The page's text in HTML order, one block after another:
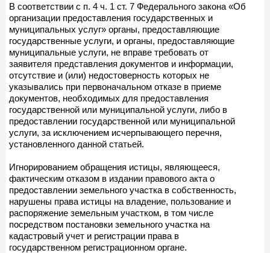
В соответствии с п. 4 ч. 1 ст. 7 Федерального закона «Об
организации предоставления государственных и
муниципальных услуг» органы, предоставляющие
государственные услуги, и органы, предоставляющие
муниципальные услуги, не вправе требовать от
заявителя представления документов и информации,
отсутствие и (или) недостоверность которых не
указывались при первоначальном отказе в приеме
документов, необходимых для предоставления
государственной или муниципальной услуги, либо в
предоставлении государственной или муниципальной
услуги, за исключением исчерпывающего перечня,
установленного данной статьей.
Игнорированием обращения истицы, являющееся,
фактическим отказом в издании правового акта о
предоставлении земельного участка в собственность,
нарушены права истицы на владение, пользование и
распоряжение земельным участком, в том числе
посредством постановки земельного участка на
кадастровый учет и регистрации права в
государственном регистрационном органе.